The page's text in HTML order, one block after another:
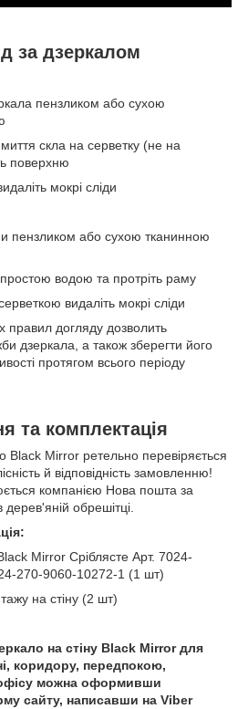
за дзеркалом
пензликом або сухою
миття скла на серветку (не на
поверхню
мокрі сліди
пензликом або сухою тканинною
водою та протріть раму
видаліть мокрі сліди
правил догляду дозволить
дзеркала, а також зберегти його
протягом всього періоду
та комплектація
Black Mirror ретельно перевіряється
й відповідність замовленню!
компанією Нова пошта за
обрешітці.
Mirror Сріблясте Арт. 7024-
270-9060-10272-1 (1 шт)
на стіну (2 шт)
на стіну Black Mirror для
коридору, передпокою,
можна оформивши
сайту, написавши на Viber